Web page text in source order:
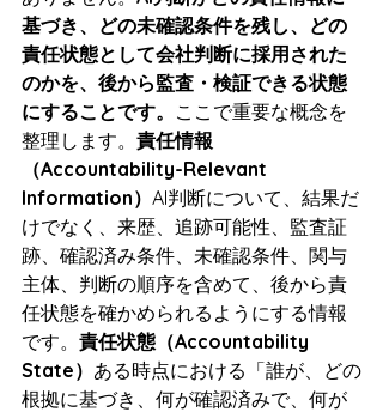
基づき、どの未確認条件を残し、どの
責任状態として会社判断に採用された
のかを、後から監査・検証できる状態
にすることです。 ここで重要な概念を
整理します。 責任情報
（Accountability-Relevant
Information） AI判断について、結果だ
けでなく、来歴、追跡可能性、監査証
跡、確認済み条件、未確認条件、関与
主体、判断の順序を含めて、後から責
任状態を確かめられるようにする情報
です。 責任状態（Accountability
State） ある時点における「誰が、どの
根拠に基づき、何が確認済みで、何が